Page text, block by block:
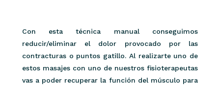
Con esta técnica manual conseguimos
reducir/eliminar el dolor provocado por las
contracturas o puntos gatillo. Al realizarte uno de
estos masajes con uno de nuestros fisioterapeutas
vas a poder recuperar la función del músculo para